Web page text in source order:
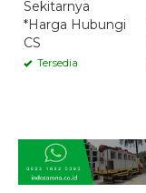
Sekitarnya
*Harga Hubungi
CS
Tersedia